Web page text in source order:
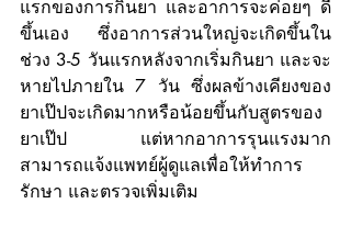
แรกของการกินยา และอาการจะค่อยๆ ดี
ขึ้นเอง ซึ่งอาการส่วนใหญ่จะเกิดขึ้นใน
ช่วง 3-5 วันแรกหลังจากเริ่มกินยา และจะ
หายไปภายใน 7 วัน ซึ่งผลข้างเคียงของ
ยาเป๊ปจะเกิดมากหรือน้อยขึ้นกับสูตรของ
ยาเป๊ป  แต่หากอาการรุนแรงมาก
สามารถแจ้งแพทย์ผู้ดูแลเพื่อให้ทำการ
รักษา และตรวจเพิ่มเติม